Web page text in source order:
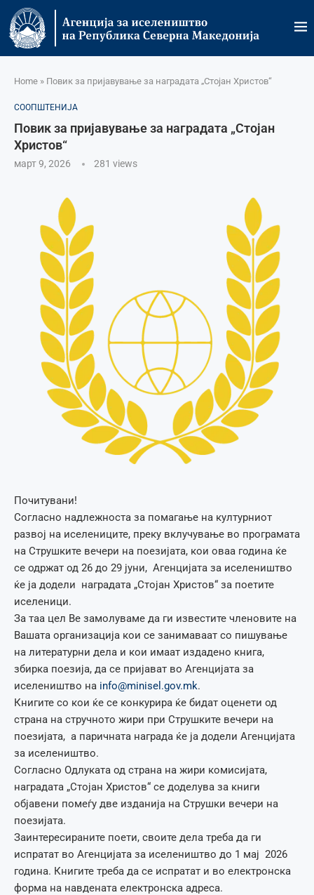
Home » Повик за пријавување за наградата „Стојан Христов“
СООПШТЕНИЈА
Повик за пријавување за наградата „Стојан
Христов“
март 9, 2026 281 views
Почитувани!
Согласно надлежноста за помагање на културниот
развој на иселениците, преку вклучување во програмата
на Струшките вечери на поезијата, кои оваа година ќе
се одржат од 26 до 29 јуни, Агенцијата за иселеништво
ќе ја додели наградата „Стојан Христов“ за поетите
иселеници.
За таа цел Ве замолуваме да ги известите членовите на
Вашата организација кои се занимаваат со пишување
на литературни дела и кои имаат издадено книга,
збирка поезија, да се пријават во Агенцијата за
иселеништво на info@minisel.gov.mk.
Книгите со кои ќе се конкурира ќе бидат оценети од
страна на стручното жири при Струшките вечери на
поезијата, а паричната награда ќе ја додели Агенцијата
за иселеништво.
Согласно Одлуката од страна на жири комисијата,
наградата „Стојан Христов“ се доделува за книги
објавени помеѓу две изданија на Струшки вечери на
поезијата.
Заинтересираните поети, своите дела треба да ги
испратат во Агенцијата за иселеништво до 1 мај 2026
година. Книгите треба да се испратат и во електронска
форма на навдената електронска адреса.